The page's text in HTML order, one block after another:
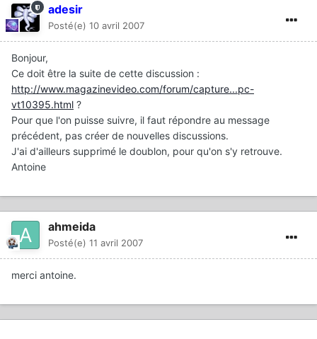
adesir
Posté(e) 10 avril 2007
Bonjour,
Ce doit être la suite de cette discussion :
http://www.magazinevideo.com/forum/capture...pc-
vt10395.html ?
Pour que l'on puisse suivre, il faut répondre au message
précédent, pas créer de nouvelles discussions.
J'ai d'ailleurs supprimé le doublon, pour qu'on s'y retrouve.
Antoine
ahmeida
Posté(e) 11 avril 2007
merci antoine.